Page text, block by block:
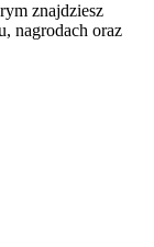
znajdziesz
nagrodach oraz